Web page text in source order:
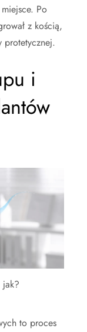
Po
z kością,
protetycznej.
i
to proces